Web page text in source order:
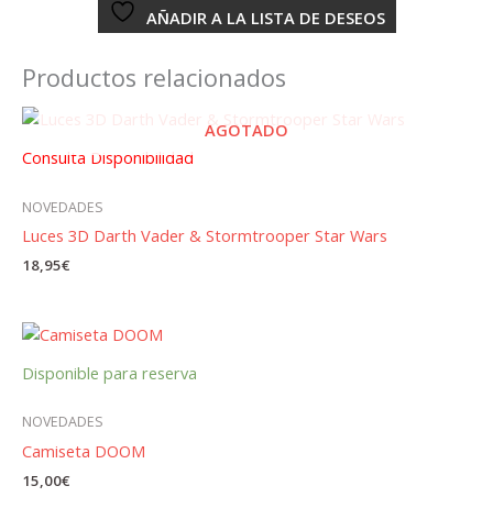
AÑADIR A LA LISTA DE DESEOS
Productos relacionados
AGOTADO
Consulta Disponibilidad
NOVEDADES
Luces 3D Darth Vader & Stormtrooper Star Wars
18,95€
Disponible para reserva
NOVEDADES
Camiseta DOOM
15,00€